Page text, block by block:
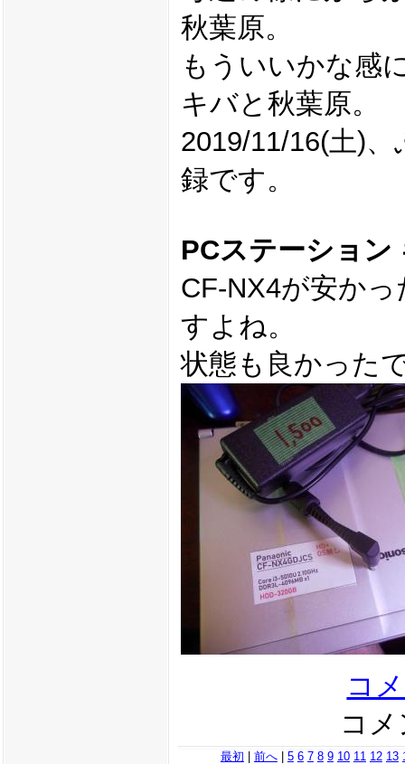
秋葉原。
もういいかな感
キバと秋葉原。
2019/11/16(土)
録です。
PCステーション
CF-NX4が安か
すよね。
状態も良かった
コ
コ
最初 前へ| 5 6 7 8 9 10 11 12 13